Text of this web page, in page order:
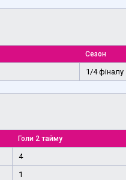
Сезон
1/4 фіналу
Голи 2 тайму
4
1